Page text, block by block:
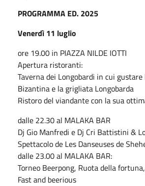
PROGRAMMA ED. 2025
Venerdì 11 luglio
ore 19.00 in PIAZZA NILDE IOTTI
Apertura ristoranti:
Taverna dei Longobardi in cui
Bizantina e la grigliata Longobarda
Ristoro del viandante con la sua
dalle 22.30 al MALAKA BAR
Dj Gio Manfredi e Dj Cri Battistini &
Spettacolo de Les Danseuses de
dalle 23.00 al MALAKA BAR:
Torneo Beerpong, Ruota della fortuna,
Fast and beerious